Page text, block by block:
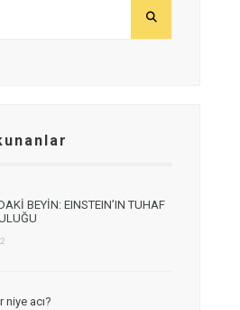
BEYİN: EINSTEIN’IN TUHAF
niye acı?